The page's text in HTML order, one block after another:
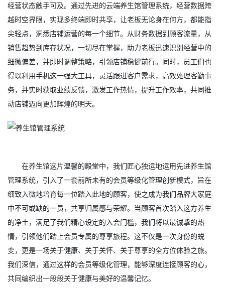
经营状态触手可及。通过先进的云端养生馆管理系统，经营数据跨
越时空界限，实现多终端即时共享，让老板无论身在何方，都能指
尖轻点，洞悉店铺运营的每一个细节。从财务数据到顾客流量，从
销售趋势到库存状况，一切尽在掌握，助力老板迅速识别经营中的
细微偏差，并即时调整策略，引领店铺稳健前行。同时，员工们也
得以利用手机这一强大工具，灵活跟进客户需求，高效处理客勤事
务，并实时获取业绩反馈，激发工作热情，提升工作效率，共同推
动店铺迈向更加辉煌的明天。
在养生馆这片温馨的殿堂中，我们匠心独运地运用先进养生馆
管理系统，引入了一套前所未有的会员等级化管理创新模式，旨在
细致入微地培育每一位踏入此地的顾客，使之成为我们品牌大家庭
中不可或缺的一员，共享归属感与荣耀。当顾客首次踏入这方养生
的净土，满足了我们精心设定的入会门槛，我们将以最诚挚的热
情，引领他们踏上会员专属的尊享旅程。这不仅是一次身份的蜕
变，更是一场关于健康、关于关怀、关于尊享的全方位体验之旅。
我们深信，通过这样的会员等级化管理，能够深度连接顾客的心，
共同编织出一段段关于健康与美好的温馨记忆。